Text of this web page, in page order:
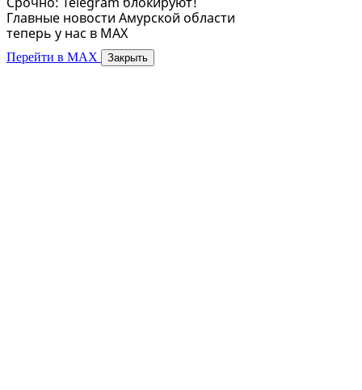
Главные новости Амурской области
теперь у нас в MAX
Перейти в MAX Закрыть